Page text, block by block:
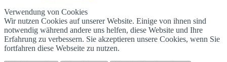
Verwendung von Cookies
Wir nutzen Cookies auf unserer Website. Einige von ihnen sind
notwendig während andere uns helfen, diese Website und Ihre
Erfahrung zu verbessern. Sie akzeptieren unsere Cookies, wenn Sie
fortfahren diese Webseite zu nutzen.